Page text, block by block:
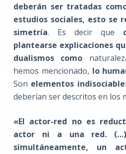
deberán ser tratadas
estudios sociales, esto se
simetría. Es decir que
plantearse explicaciones
dualismos
como
hemos mencionado, lo
Son elementos
deberían ser descritos en los
«El actor-red no es
actor ni a una red.
simultáneamente, un